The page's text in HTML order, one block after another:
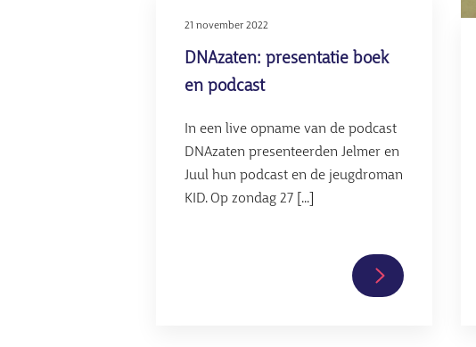
DNAzaten: presentatie boek
en podcast
21 november 2022
In een live opname van de podcast
DNAzaten presenteerden Jelmer en
Juul hun podcast en de jeugdroman
KID. Op zondag 27 [...]
Lees